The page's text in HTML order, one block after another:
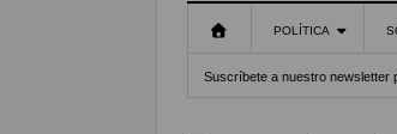
POLÍTICA
Suscríbete a nuestro newsletter